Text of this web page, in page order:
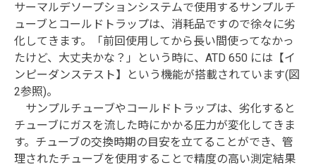
サーマルデソープションシステムで使用するサンプルチ
ューブとコールドトラップは、消耗品ですので徐々に劣
化してきます。「前回使用してから長い間使ってなかっ
たけど、大丈夫かな？」という時に、ATD 650 には【イ
ンピーダンステスト】という機能が搭載されています(図
2参照)。
サンプルチューブやコールドトラップは、劣化すると
チューブにガスを流した時にかかる圧力が変化してきま
す。チューブの交換時期の目安を立てることができ、管
理されたチューブを使用することで精度の高い測定結果